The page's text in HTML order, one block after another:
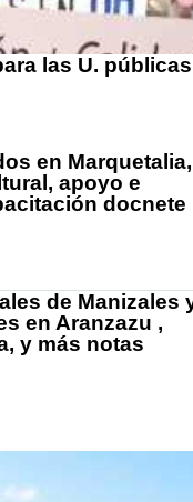
las U. públicas
en Marquetalia,
apoyo e
docnete
de Manizales
en Aranzazu ,
y más notas